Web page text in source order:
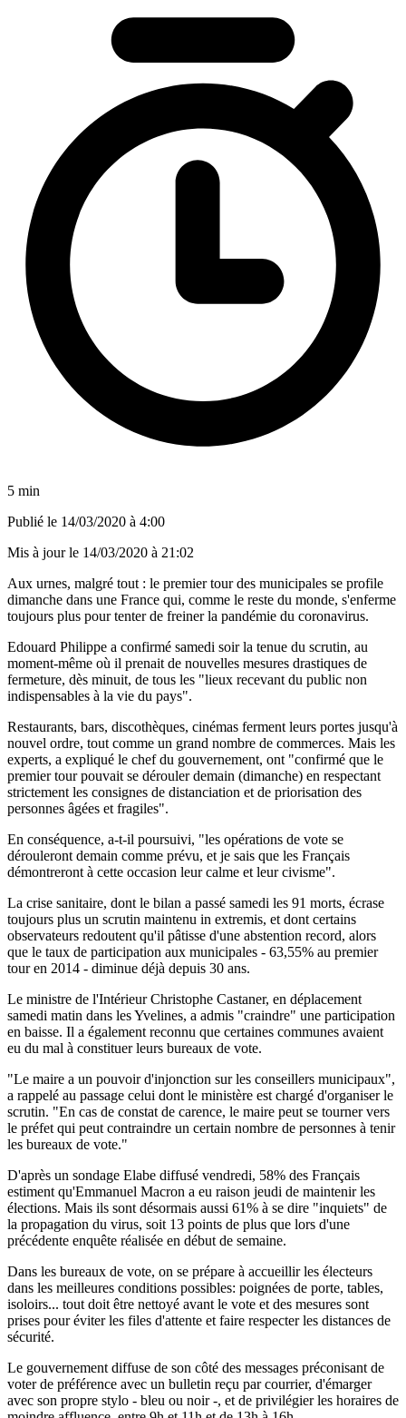
5 min
Publié le 14/03/2020 à 4:00
Mis à jour le 14/03/2020 à 21:02
Aux urnes, malgré tout : le premier tour des municipales se profile
dimanche dans une France qui, comme le reste du monde, s'enferme
toujours plus pour tenter de freiner la pandémie du coronavirus.
Edouard Philippe a confirmé samedi soir la tenue du scrutin, au
moment-même où il prenait de nouvelles mesures drastiques de
fermeture, dès minuit, de tous les "lieux recevant du public non
indispensables à la vie du pays".
Restaurants, bars, discothèques, cinémas ferment leurs portes jusqu'à
nouvel ordre, tout comme un grand nombre de commerces. Mais les
experts, a expliqué le chef du gouvernement, ont "confirmé que le
premier tour pouvait se dérouler demain (dimanche) en respectant
strictement les consignes de distanciation et de priorisation des
personnes âgées et fragiles".
En conséquence, a-t-il poursuivi, "les opérations de vote se
dérouleront demain comme prévu, et je sais que les Français
démontreront à cette occasion leur calme et leur civisme".
La crise sanitaire, dont le bilan a passé samedi les 91 morts, écrase
toujours plus un scrutin maintenu in extremis, et dont certains
observateurs redoutent qu'il pâtisse d'une abstention record, alors
que le taux de participation aux municipales - 63,55% au premier
tour en 2014 - diminue déjà depuis 30 ans.
Le ministre de l'Intérieur Christophe Castaner, en déplacement
samedi matin dans les Yvelines, a admis "craindre" une participation
en baisse. Il a également reconnu que certaines communes avaient
eu du mal à constituer leurs bureaux de vote.
"Le maire a un pouvoir d'injonction sur les conseillers municipaux",
a rappelé au passage celui dont le ministère est chargé d'organiser le
scrutin. "En cas de constat de carence, le maire peut se tourner vers
le préfet qui peut contraindre un certain nombre de personnes à tenir
les bureaux de vote."
D'après un sondage Elabe diffusé vendredi, 58% des Français
estiment qu'Emmanuel Macron a eu raison jeudi de maintenir les
élections. Mais ils sont désormais aussi 61% à se dire "inquiets" de
la propagation du virus, soit 13 points de plus que lors d'une
précédente enquête réalisée en début de semaine.
Dans les bureaux de vote, on se prépare à accueillir les électeurs
dans les meilleures conditions possibles: poignées de porte, tables,
isoloirs... tout doit être nettoyé avant le vote et des mesures sont
prises pour éviter les files d'attente et faire respecter les distances de
sécurité.
Le gouvernement diffuse de son côté des messages préconisant de
voter de préférence avec un bulletin reçu par courrier, d'émarger
avec son propre stylo - bleu ou noir -, et de privilégier les horaires de